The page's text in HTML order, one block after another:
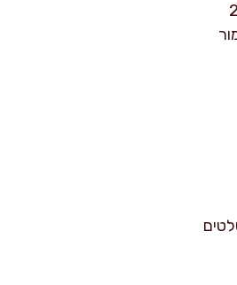
אפשר, ולכל היותר עד 24